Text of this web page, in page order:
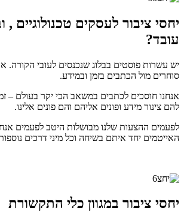
יחסי ציבור לעסקים טכנולוגיים ,
עובד?
יש עשרות פוסטים בבלוג שנכנסים לעובי הקורה.
סוחרים מול הכתבים בזמן ובמידע.
אנחנו חוסכים לכתבים במשאב הכי יקר בעולם –
להם צינור מידע ופונים אליהם והם פונים אלינו.
לפעמים ההצעות שלנו מבושלות היטב לפעמים
האייטמים יחד איתם בשיחה וכל מיני דרכים
יחסי ציבור במגוון כלי התקשורת